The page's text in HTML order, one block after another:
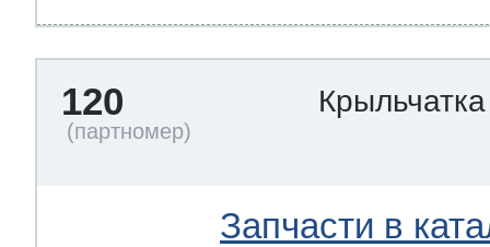
120
Запчасти в